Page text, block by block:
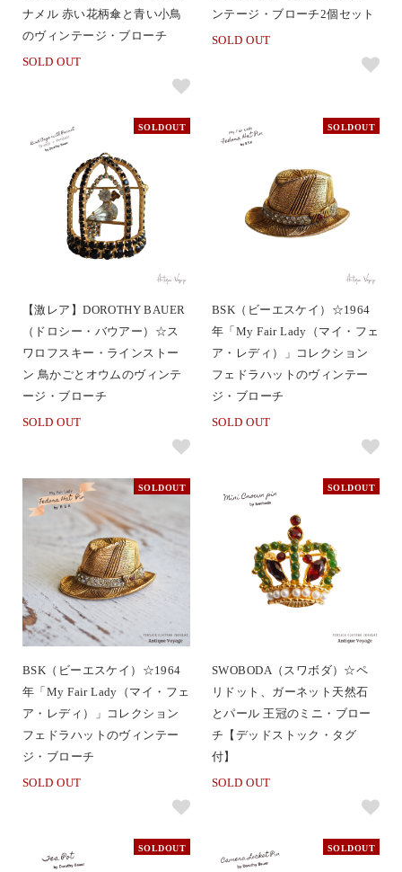
ナメル 赤い花柄傘と青い小鳥
のヴィンテージ・ブローチ
SOLD OUT
ンテージ・ブローチ2個セット
SOLD OUT
SOLDOUT
【激レア】DOROTHY BAUER
（ドロシー・バウアー）☆ス
ワロフスキー・ラインストー
ン 鳥かごとオウムのヴィンテ
ージ・ブローチ
SOLD OUT
SOLDOUT
BSK（ビーエスケイ）☆1964
年「My Fair Lady（マイ・フェ
ア・レディ）」コレクション
フェドラハットのヴィンテー
ジ・ブローチ
SOLD OUT
SOLDOUT
BSK（ビーエスケイ）☆1964
年「My Fair Lady（マイ・フェ
ア・レディ）」コレクション
フェドラハットのヴィンテー
ジ・ブローチ
SOLD OUT
SOLDOUT
SWOBODA（スワボダ）☆ペ
リドット、ガーネット天然石
とパール 王冠のミニ・ブロー
チ【デッドストック・タグ
付】
SOLD OUT
SOLDOUT SOLDOUT